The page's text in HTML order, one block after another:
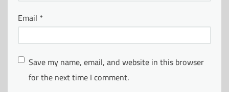
Email *
Save my name, email, and website in this browser
for the next time I comment.